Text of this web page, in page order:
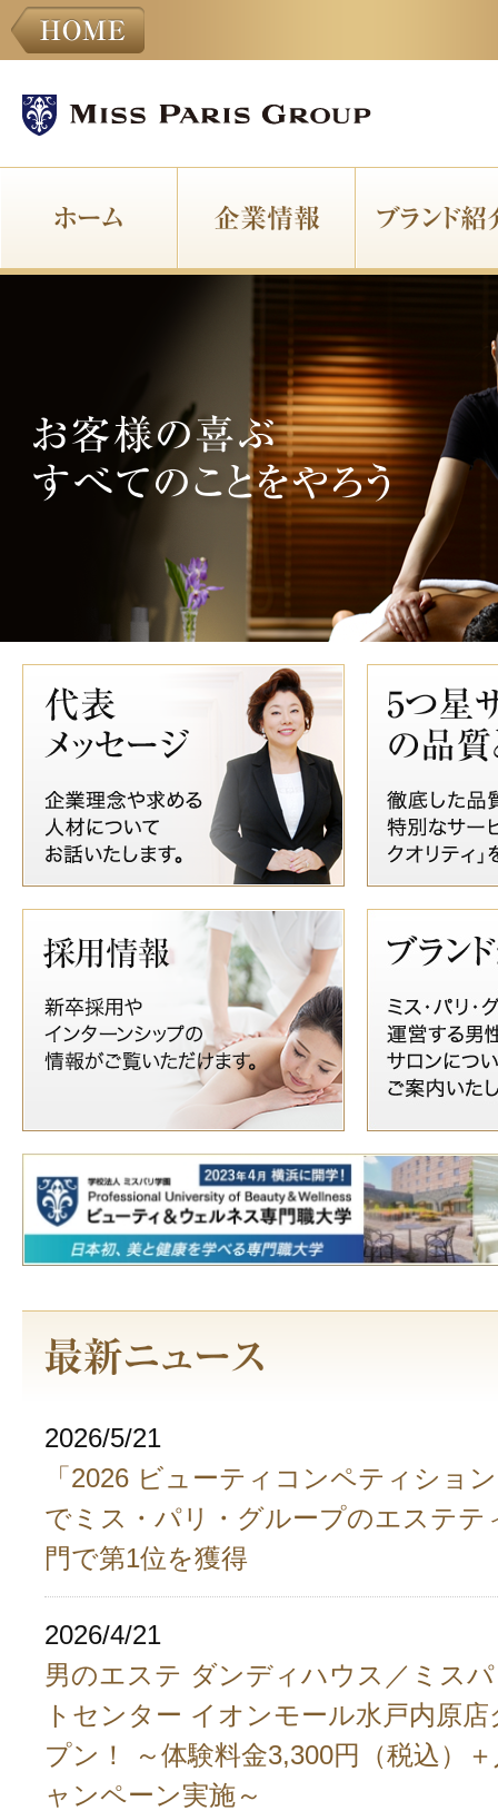
2026/5/21
「2026 ビューティコンペティショ
でミス・パリ・グループのエステテ
門で第1位を獲得
2026/4/21
男のエステ ダンディハウス／ミス
トセンター イオンモール水戸内原
プン！ ～体験料金3,300円（税込）
ャンペーン実施～